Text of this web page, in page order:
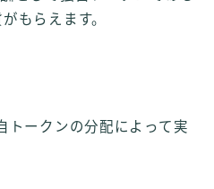
もらえます。
トークンの分配によって実